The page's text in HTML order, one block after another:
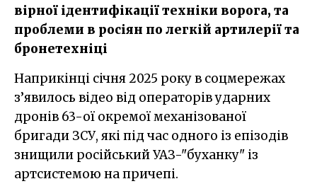
вірної ідентифікації техніки ворога, та
проблеми в росіян по легкій артилерії та
бронетехніці
Наприкінці січня 2025 року в соцмережах
з’явилось відео від операторів ударних
дронів 63-ої окремої механізованої
бригади ЗСУ, які під час одного із епізодів
знищили російський УАЗ-"буханку" із
артсистемою на причепі.